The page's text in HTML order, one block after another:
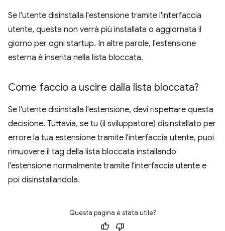
Se l'utente disinstalla l'estensione tramite l'interfaccia
utente, questa non verrà più installata o aggiornata il
giorno per ogni startup. In altre parole, l'estensione
esterna è inserita nella lista bloccata.
Come faccio a uscire dalla lista bloccata?
Se l'utente disinstalla l'estensione, devi rispettare questa
decisione. Tuttavia, se tu (il sviluppatore) disinstallato per
errore la tua estensione tramite l'interfaccia utente, puoi
rimuovere il tag della lista bloccata installando
l'estensione normalmente tramite l'interfaccia utente e
poi disinstallandola.
Questa pagina è stata utile?